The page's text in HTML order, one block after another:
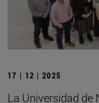
17 | 12 | 2025
La Universidad de